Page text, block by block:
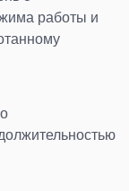
работы и